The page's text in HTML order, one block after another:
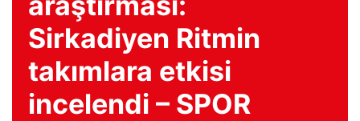
Sirkadiyen Ritmin
takımlara etkisi
incelendi – SPOR